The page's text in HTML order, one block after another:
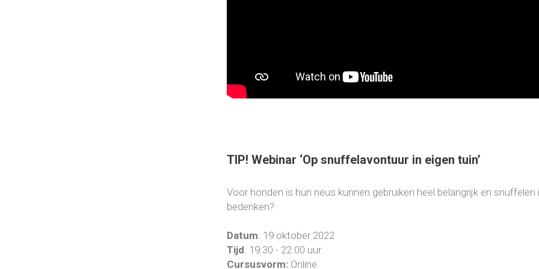
TIP! Webinar ‘Op snuffelavontuur in eigen tuin’
Voor honden is hun neus kunnen gebruiken heel belangrijk en snuffelen
bedenken?
Datum: 19 oktober 2022
Tijd: 19:30 - 22:00 uur
Cursusvorm: Online